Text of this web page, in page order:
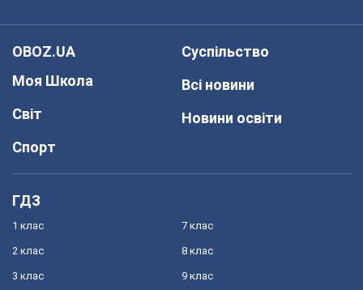
OBOZ.UA
Моя Школа
Світ
Спорт
Суспільство
Всі новини
Новини освіти
ГДЗ
1 клас
2 клас
3 клас
7 клас
8 клас
9 клас